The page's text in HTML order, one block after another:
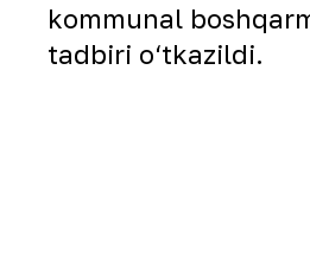
kommunal
tadbiri o‘tkazildi.